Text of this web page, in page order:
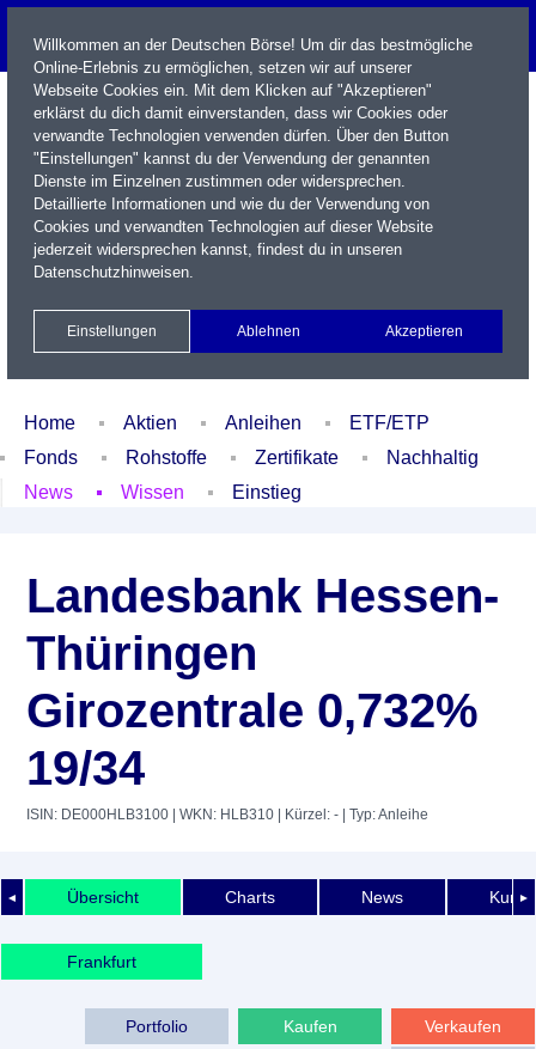
Name / WKN / ISIN / Kürzel
Xetra Realtime
Watchlist Portfolio Login
Home Aktien Anleihen
ETF/ETP
Fonds
Rohstoffe Zertifikate
Nachhaltig
News
Wissen Einstieg
Landesbank Hessen-
Thüringen
Girozentrale 0,732%
19/34
ISIN: DE000HLB3100 | WKN: HLB310 | Kürzel: - | Typ: Anleihe
◄ ►
Übersicht Charts News
Frankfurt
Verkaufen
Kaufen
Portfolio
Willkommen an der Deutschen Börse! Um dir das bestmögliche
Online-Erlebnis zu ermöglichen, setzen wir auf unserer
Webseite Cookies ein. Mit dem Klicken auf "Akzeptieren"
erklärst du dich damit einverstanden, dass wir Cookies oder
verwandte Technologien verwenden dürfen. Über den Button
"Einstellungen" kannst du der Verwendung der genannten
Dienste im Einzelnen zustimmen oder widersprechen.
Detaillierte Informationen und wie du der Verwendung von
Cookies und verwandten Technologien auf dieser Website
jederzeit widersprechen kannst, findest du in unseren
Datenschutzhinweisen.
Einstellungen Ablehnen Akzeptieren